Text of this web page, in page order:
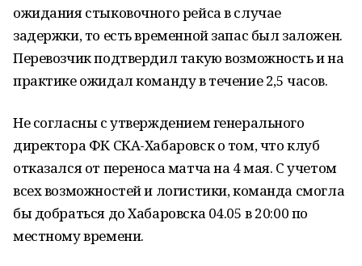
ожидания стыковочного рейса в случае
задержки, то есть временной запас был заложен.
Перевозчик подтвердил такую возможность и на
практике ожидал команду в течение 2,5 часов.
Не согласны с утверждением генерального
директора ФК СКА-Хабаровск о том, что клуб
отказался от переноса матча на 4 мая. С учетом
всех возможностей и логистики, команда смогла
бы добраться до Хабаровска 04.05 в 20:00 по
местному времени.